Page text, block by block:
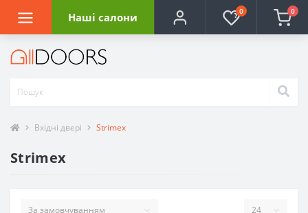
Наші салони 0 0
Вхідні двері Strimex
Strimex